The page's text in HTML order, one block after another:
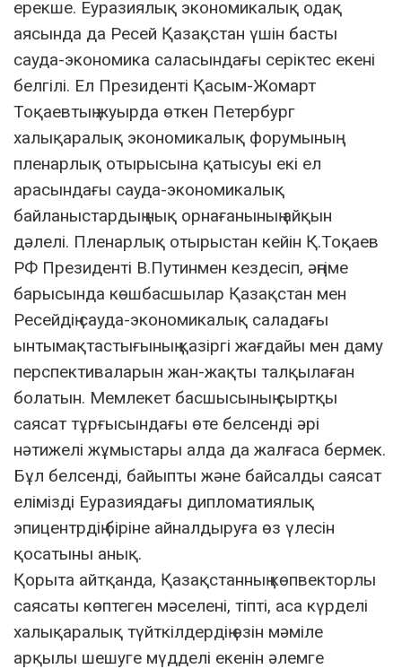
ерекше. Еуразиялық экономикалық одақ
аясында да Ресей Қазақстан үшін басты
сауда-экономика саласындағы серіктес екені
белгілі. Ел Президенті Қасым-Жомарт
Тоқаевтың жуырда өткен Петербург
халықаралық экономикалық форумының
пленарлық отырысына қатысуы екі ел
арасындағы сауда-экономикалық
байланыстардың нық орнағанының айқын
дәлелі. Пленарлық отырыстан кейін Қ.Тоқаев
РФ Президенті В.Путинмен кездесіп, әңгіме
барысында көшбасшылар Қазақстан мен
Ресейдің сауда-экономикалық саладағы
ынтымақтастығының қазіргі жағдайы мен даму
перспективаларын жан-жақты талқылаған
болатын. Мемлекет басшысының сыртқы
саясат тұрғысындағы өте белсенді әрі
нәтижелі жұмыстары алда да жалғаса бермек.
Бұл белсенді, байыпты және байсалды саясат
елімізді Еуразиядағы дипломатиялық
эпицентрдің біріне айналдыруға өз үлесін
қосатыны анық.
Қорыта айтқанда, Қазақстанның көпвекторлы
саясаты көптеген мәселені, тіпті, аса күрделі
халықаралық түйткілдердің өзін мәміле
арқылы шешуге мүдделі екенін әлемге